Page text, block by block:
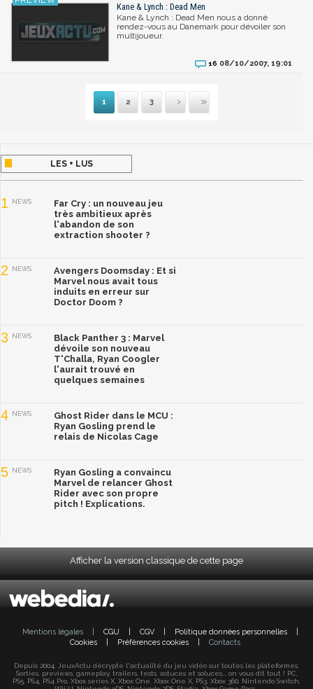
Kane & Lynch : Dead Men
Kane & Lynch : Dead Men nous a donné
rendez-vous au Danemark pour dévoiler son
multijoueur.
16 08/10/2007, 19:01
1 2 3
Suivante
Dernière
LES + LUS
1 NEWS
Far Cry : un nouveau jeu
très ambitieux après
l'abandon de son
extraction shooter ?
2 NEWS
Avengers Doomsday : Et si
Marvel nous avait tous
induits en erreur sur
Doctor Doom ?
3 NEWS
Black Panther 3 : Marvel
dévoile son nouveau
T'Challa, Ryan Coogler
l'aurait trouvé en
quelques semaines
4 NEWS
Ghost Rider dans le MCU :
Ryan Gosling prend le
relais de Nicolas Cage
5 NEWS
Ryan Gosling a convaincu
Marvel de relancer Ghost
Rider avec son propre
pitch ! Explications.
Afficher la version classique de cette page
Mentions légales CGU CGV Politique données personnelles
Cookies
Préférences cookies Contacts
Depuis 2004, JeuxActu décrypte l'actualité du jeu vidéo sur toutes les plateformes.
Sorties, previews, gameplay, trailers, tests, astuces et soluces... on vous dit tout ! PC,
PS5, PS4, PS4 Pro, Xbox series X, Xbox One, Xbox One X, PS3, Xbox 360, Nintendo Switch,